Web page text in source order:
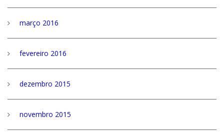
março 2016
fevereiro 2016
dezembro 2015
novembro 2015